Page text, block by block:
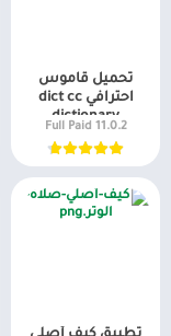
تحميل قاموس
احترافي dict cc
dictionary
11.0.2 Full Paid